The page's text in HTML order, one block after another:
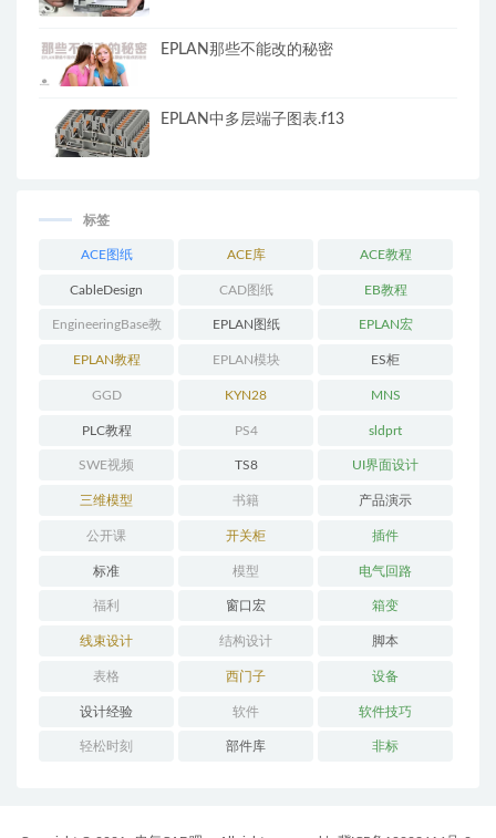
EPLAN那些不能改的秘密
EPLAN中多层端子图表.f13
标签
ACE图纸 ACE库 ACE教程
CableDesign CAD图纸 EB教程
EngineeringBase教
程
EPLAN图纸 EPLAN宏
EPLAN教程 EPLAN模块 ES柜
GGD KYN28 MNS
PLC教程 PS4 sldprt
SWE视频 TS8 UI界面设计
三维模型 书籍 产品演示
公开课 开关柜 插件
标准 模型 电气回路
福利 窗口宏 箱变
线束设计 结构设计 脚本
表格 西门子 设备
设计经验 软件 软件技巧
轻松时刻 部件库 非标